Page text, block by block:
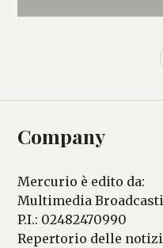
Company
Mercurio è edito da:
Multimedia
P.I.: 02482470990
Repertorio delle